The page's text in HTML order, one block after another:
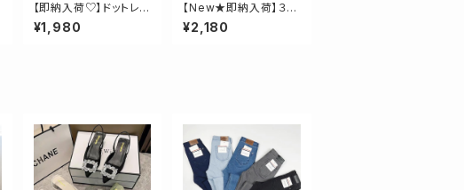
【即納入荷♡】ドットレス
ケープ
¥1,980
【New★即納入荷】３カ
ラーレーシーリボントッ
プス
¥2,180